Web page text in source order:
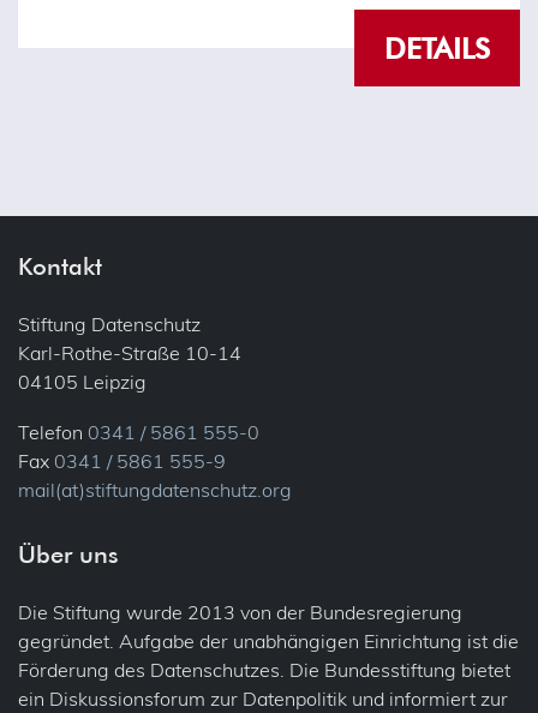
mehr und wünschen sich umfassendere
Anpassungen der DSGVO. Doch ein echter
DETAILS
Kontakt
Stiftung Datenschutz
Karl-Rothe-Straße 10-14
04105 Leipzig
Telefon 0341 / 5861 555-0
Fax 0341 / 5861 555-9
mail(at)stiftungdatenschutz.org
Über uns
Die Stiftung wurde 2013 von der Bundesregierung
gegründet. Aufgabe der unabhängigen Einrichtung ist die
Förderung des Datenschutzes. Die Bundesstiftung bietet
ein Diskussionsforum zur Datenpolitik und informiert zur